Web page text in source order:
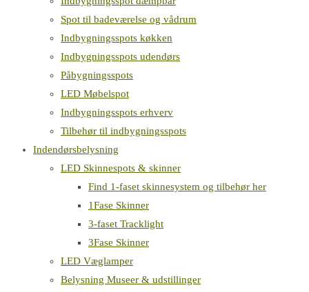
Spot til badeværelse og vådrum
Indbygningsspots køkken
Indbygningsspots udendørs
Påbygningsspots
LED Møbelspot
Indbygningsspots erhverv
Tilbehør til indbygningsspots
Indendørsbelysning
LED Skinnespots & skinner
Find 1-faset skinnesystem og tilbehør her
1Fase Skinner
3-faset Tracklight
3Fase Skinner
LED Væglamper
Belysning Museer & udstillinger